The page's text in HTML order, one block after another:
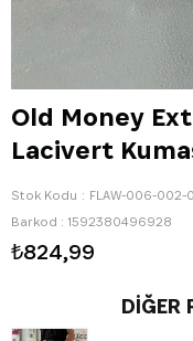
Old Money
Lacivert
Stok Kodu
FLAW-006-002-
Barkod : 1592380496928
₺824,99
DIĞER